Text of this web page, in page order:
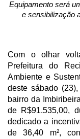
Equipamento será
e sensibilização
Com o olhar
Prefeitura do
Ambiente e
deste sábado
bairro da
de R$91.535,00,
dedicado a
de 36,40 m²,